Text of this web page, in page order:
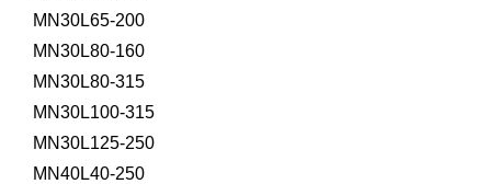
MN30L65-200
MN30L80-160
MN30L80-315
MN30L100-315
MN30L125-250
MN40L40-250